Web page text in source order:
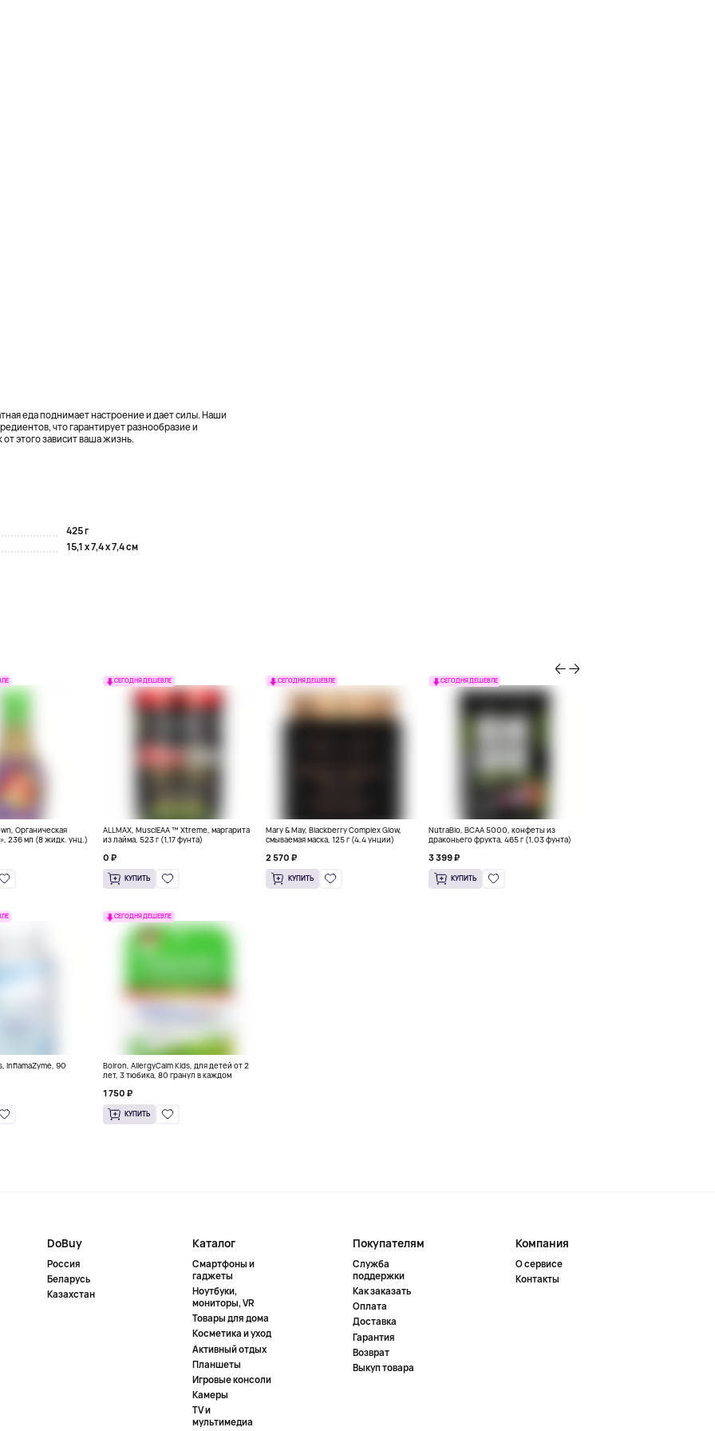
еда поднимает настроение и дает силы. Наши
что гарантирует разнообразие и
этого зависит ваша жизнь.
425 г
15,1 x 7,4 x 7,4 см
Органическая
236 мл (8 жидк. унц.)
СЕГОДНЯ ДЕШЕВЛЕ
ALLMAX, MusclEAA ™ Xtreme, маргарита
из лайма, 523 г (1,17 фунта)
0 ₽
КУПИТЬ
СЕГОДНЯ ДЕШЕВЛЕ
Mary & May, Blackberry Complex Glow,
смываемая маска, 125 г (4,4 унции)
2 570 ₽
КУПИТЬ
СЕГОДНЯ ДЕШЕВЛЕ
NutraBio, BCAA 5000, конфеты из
драконьего фрукта, 465 г (1,03 фунта)
3 399 ₽
КУПИТЬ
InflamaZyme, 90
СЕГОДНЯ ДЕШЕВЛЕ
Boiron, AllergyCalm Kids, для детей от 2
лет, 3 тюбика, 80 гранул в каждом
1 750 ₽
КУПИТЬ
DoBuy
Россия
Беларусь
Казахстан
Каталог
Смартфоны и
гаджеты
Ноутбуки,
мониторы, VR
Товары для дома
Косметика и уход
Активный отдых
Планшеты
Игровые консоли
Камеры
TV и
мультимедиа
Покупателям
Служба
поддержки
Как заказать
Оплата
Доставка
Гарантия
Возврат
Выкуп товара
Компания
О сервисе
Контакты